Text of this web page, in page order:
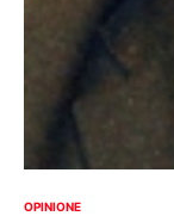
OPINIONE